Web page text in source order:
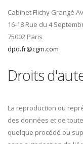
Cabinet Flichy Grangé
16-18 Rue du 4
75002 Paris
dpo.fr@cgm.com
Droits
La reproduction ou
des données et de
quelque procédé ou